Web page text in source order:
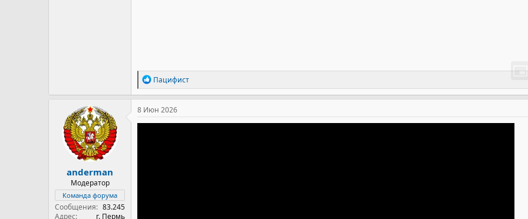
Р
е
а
к
и
Пацифист
anderman
Модератор
Команда форума
Сообщения
83.245
Адрес
г. Пермь
8 Июн 2026